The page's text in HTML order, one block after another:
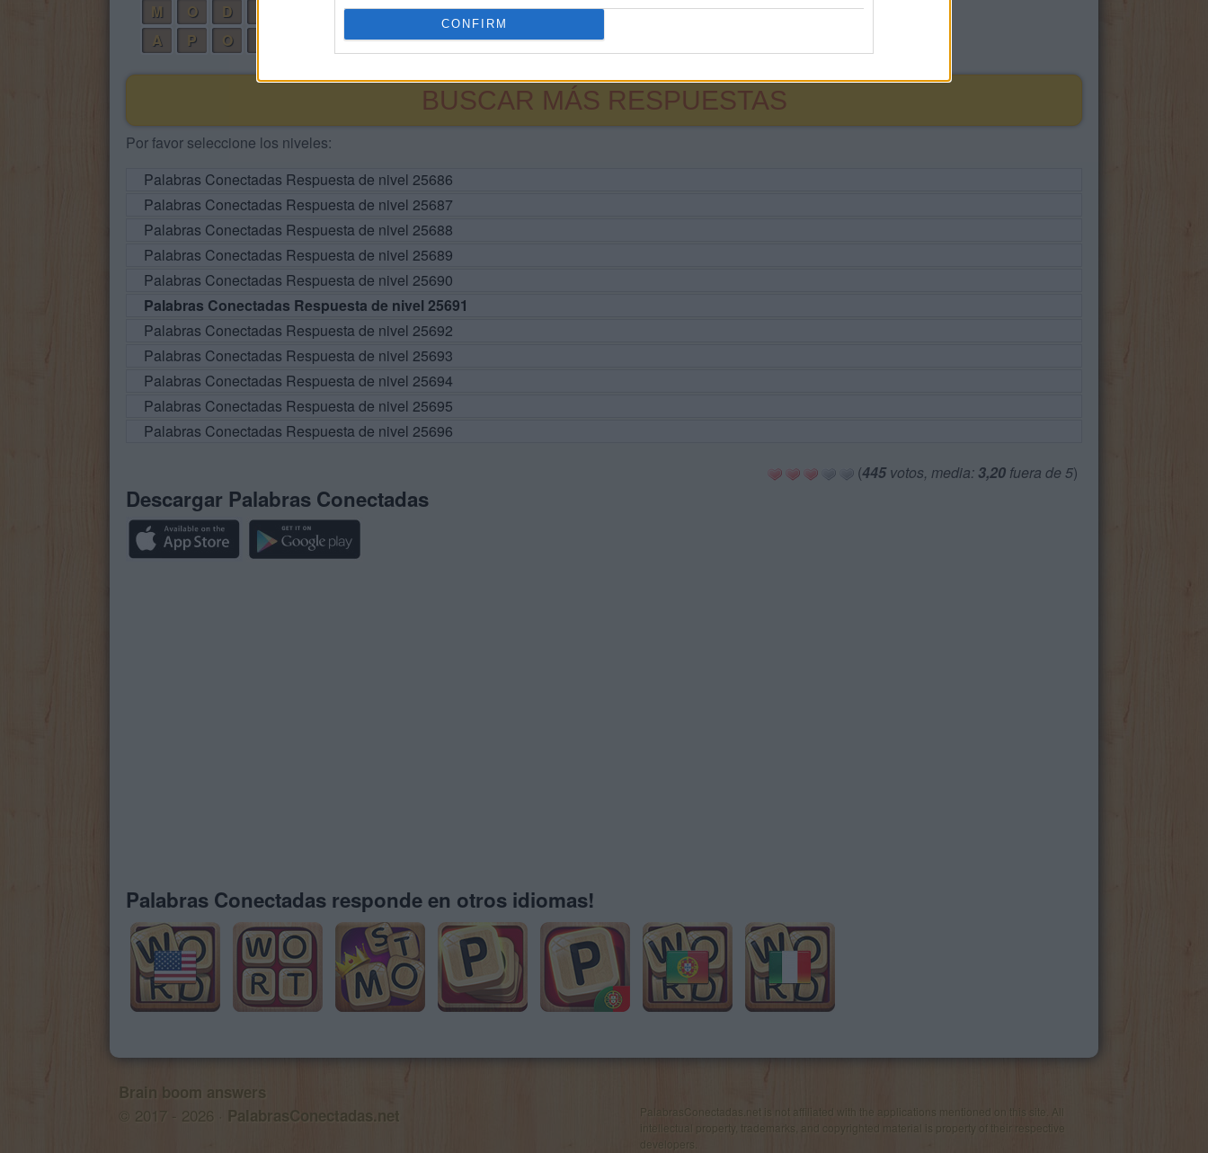
CONFIRM
M
O D
A
P O
BUSCAR MÁS RESPUESTAS
Por favor seleccione los niveles:
Palabras Conectadas Respuesta de nivel 25686
Palabras Conectadas Respuesta de nivel 25687
Palabras Conectadas Respuesta de nivel 25688
Palabras Conectadas Respuesta de nivel 25689
Palabras Conectadas Respuesta de nivel 25690
Palabras Conectadas Respuesta de nivel 25691
Palabras Conectadas Respuesta de nivel 25692
Palabras Conectadas Respuesta de nivel 25693
Palabras Conectadas Respuesta de nivel 25694
Palabras Conectadas Respuesta de nivel 25695
Palabras Conectadas Respuesta de nivel 25696
(445votos, media: 3,20 fuera de 5)
Descargar Palabras Conectadas
Palabras Conectadas responde en otros idiomas!
Brain boom answers
© 2017 - 2026 · PalabrasConectadas.net
PalabrasConectadas.net is not affiliated with the applications mentioned on this site. All
intellectual property, trademarks, and copyrighted material is property of their respective